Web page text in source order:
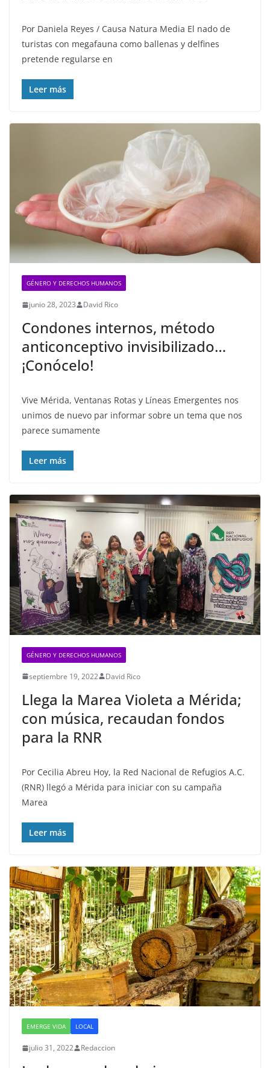
Por Daniela Reyes / Causa Natura Media El nado de
turistas con megafauna como ballenas y delfines
pretende regularse en
Leer más
GÉNERO Y DERECHOS HUMANOS
junio 28, 2023 David Rico
Condones internos, método
anticonceptivo invisibilizado…
¡Conócelo!
Vive Mérida, Ventanas Rotas y Líneas Emergentes nos
unimos de nuevo par informar sobre un tema que nos
parece sumamente
Leer más
GÉNERO Y DERECHOS HUMANOS
septiembre 19, 2022 David Rico
Llega la Marea Violeta a Mérida;
con música, recaudan fondos
para la RNR
Por Cecilia Abreu Hoy, la Red Nacional de Refugios A.C.
(RNR) llegó a Mérida para iniciar con su campaña
Marea
Leer más
EMERGE VIDA LOCAL
julio 31, 2022 Redaccion